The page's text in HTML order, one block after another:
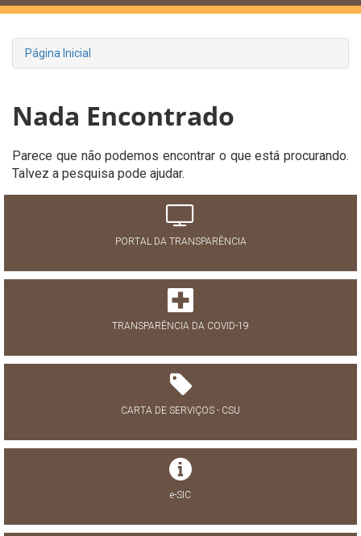
Página Inicial
Nada Encontrado
Parece que não podemos encontrar o que está procurando.
Talvez a pesquisa pode ajudar.
PORTAL DA TRANSPARÊNCIA
TRANSPARÊNCIA DA COVID-19
CARTA DE SERVIÇOS - CSU
e-SIC